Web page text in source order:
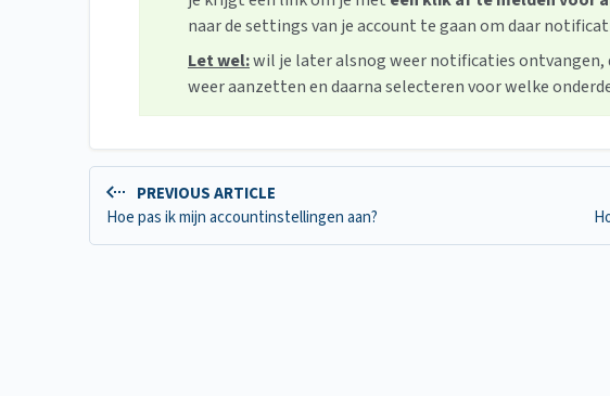
naar de settings van je account te gaan om daar
Let wel:wil je later alsnog weer notificaties
weer aanzetten en daarna selecteren voor welke
PREVIOUS ARTICLE
Hoe pas ik mijn accountinstellingen aan?